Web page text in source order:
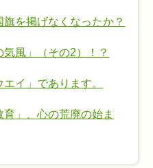
を掲げなくなったか？
風」（その2）！？
イ」であります。
」、心の荒廃の始ま